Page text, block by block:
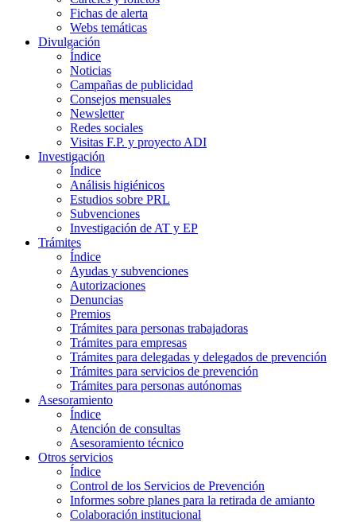
Fichas de alerta
Webs temáticas
Divulgación
Índice
Noticias
Campañas de publicidad
Consejos mensuales
Newsletter
Redes sociales
Visitas F.P. y proyecto ADI
Investigación
Índice
Análisis higiénicos
Estudios sobre PRL
Subvenciones
Investigación de AT y EP
Trámites
Índice
Ayudas y subvenciones
Autorizaciones
Denuncias
Premios
Trámites para personas trabajadoras
Trámites para empresas
Trámites para delegadas y delegados de prevención
Trámites para servicios de prevención
Trámites para personas autónomas
Asesoramiento
Índice
Atención de consultas
Asesoramiento técnico
Otros servicios
Índice
Control de los Servicios de Prevención
Informes sobre planes para la retirada de amianto
Colaboración institucional